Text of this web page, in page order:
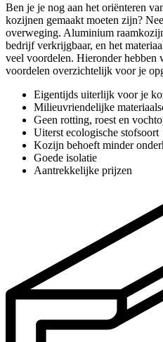
Ben je je nog aan het oriënteren
kozijnen gemaakt moeten zijn?
overweging. Aluminium
bedrijf verkrijgbaar, en het
veel voordelen. Hieronder hebben
voordelen overzichtelijk voor je
Eigentijds uiterlijk voor je
Milieuvriendelijke
Geen rotting, roest en
Uiterst ecologische stofsoort
Kozijn behoeft minder
Goede isolatie
Aantrekkelijke prijzen